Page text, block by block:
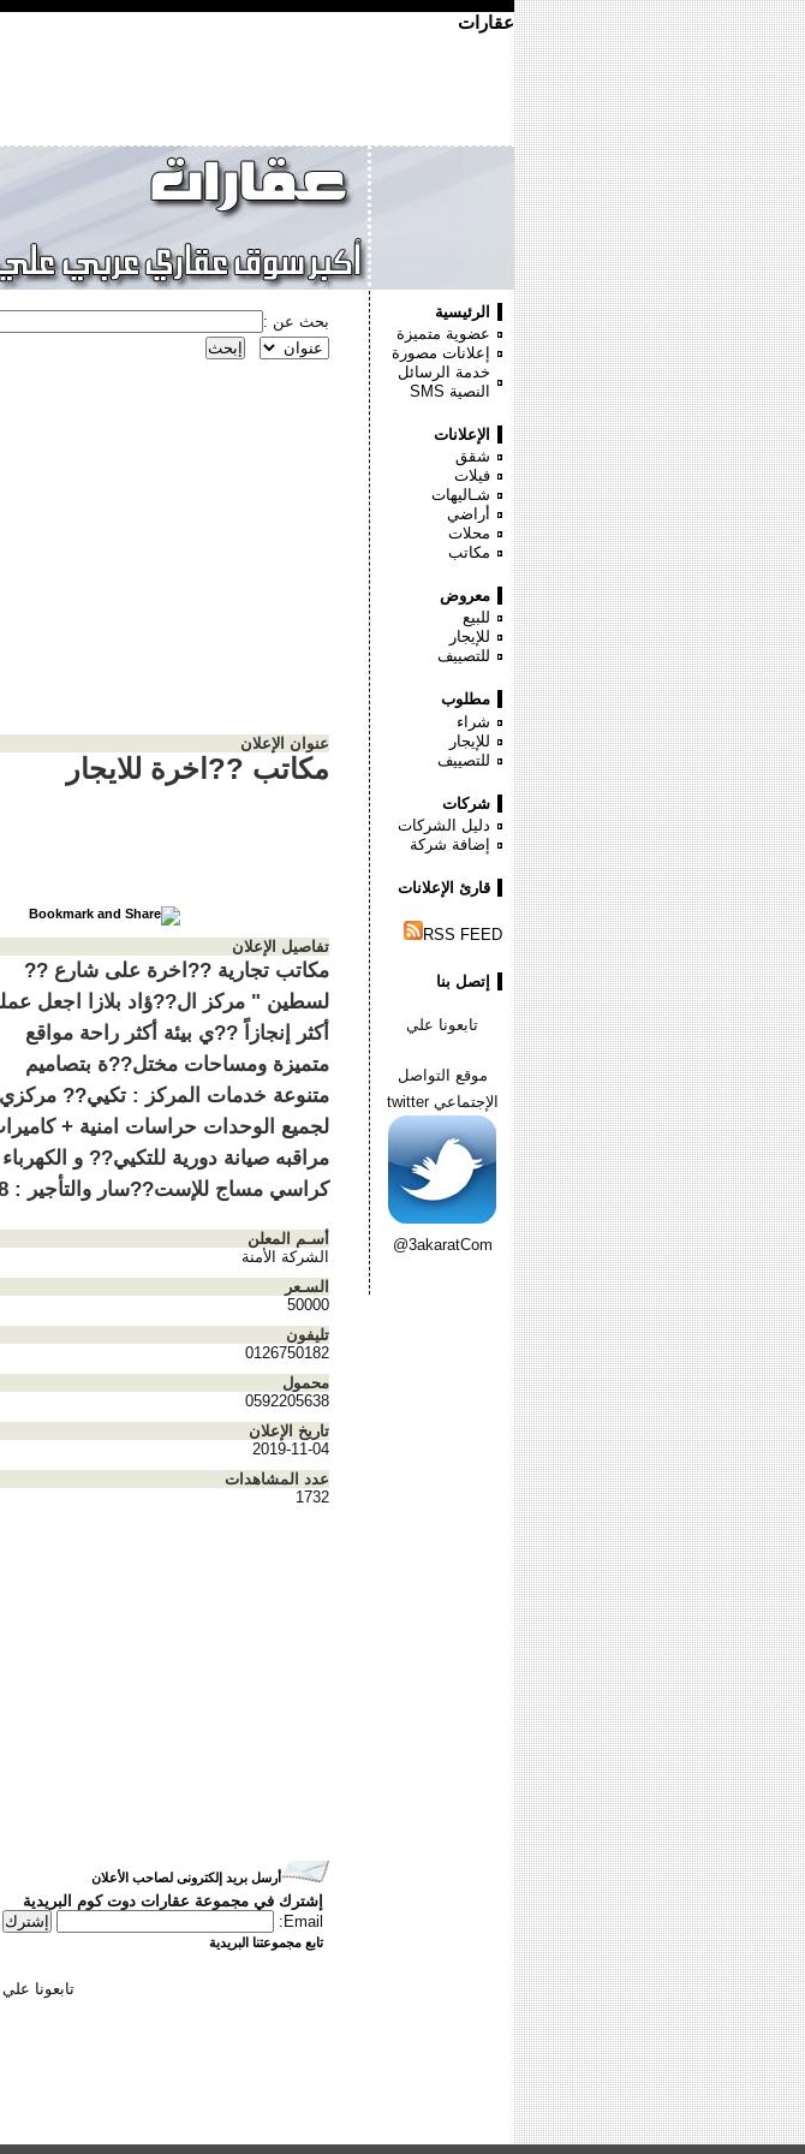
عقارات
بحث عن :
عنوان الإعلان
مكاتب ??اخرة للايجار
تفاصيل الإعلان
مكاتب تجارية ??اخرة على شارع ??
لسطين " مركز ال??ؤاد بلازا اجعل
أكثر إنجازاً ??ي بيئة أكثر راحة مواقع
متميزة ومساحات مختل??ة بتصاميم
متنوعة خدمات المركز : تكيي?? مركزي
لجميع الوحدات حراسات امنية +
مراقبه صيانة دورية للتكيي?? و
كراسي مساج للإست??سار والتأجير : 0592205638
أسـم المعلن
الشركة الأمنة
السـعر
50000
تليفون
0126750182
محمول
0592205638
تاريخ الإعلان
2019-11-04
عدد المشاهدات
1732
أرسل بريد إلكترونى لصاحب الأعلان
إشترك في مجموعة عقارات دوت كوم البريدية
Email:
تابع مجموعتنا البريدية
تابعونا
الرئيسية
عضوية متميزة
إعلانات مصورة
خدمة الرسائل
النصية SMS
الإعلانات
شقق
فيلات
شـاليهات
أراضي
محلات
مكاتب
معروض
للبيع
للإيجار
للتصييف
مطلوب
شراء
للإيجار
للتصييف
شركات
دليل الشركات
إضافة شركة
قارئ الإعلانات
RSS FEED
إتصل بنا
تابعونا علي
موقع التواصل
الإجتماعي twitter
@3akaratCom